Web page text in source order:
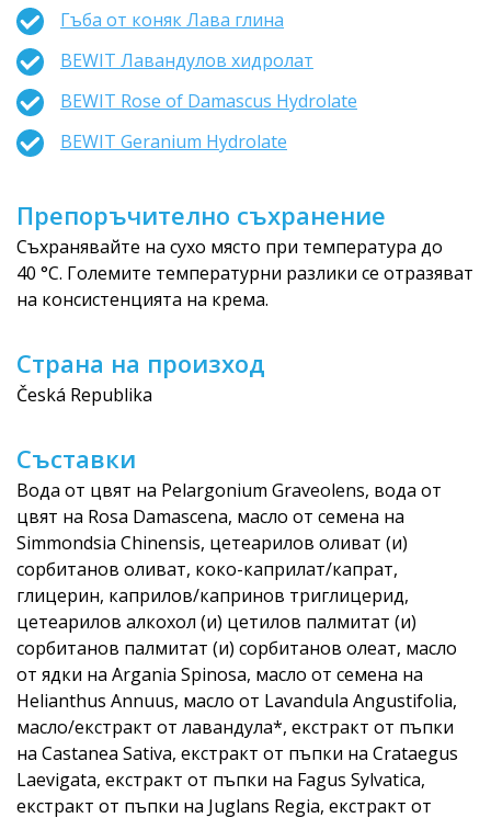
Гъба от коняк Лава глина
BEWIT Лавандулов хидролат
BEWIT Rose of Damascus Hydrolate
BEWIT Geranium Hydrolate
Препоръчително съхранение
Съхранявайте на сухо място при температура до
40 °C. Големите температурни разлики се отразяват
на консистенцията на крема.
Страна на произход
Česká Republika
Съставки
Вода от цвят на Pelargonium Graveolens, вода от
цвят на Rosa Damascena, масло от семена на
Simmondsia Chinensis, цетеарилов оливат (и)
сорбитанов оливат, коко-каприлат/капрат,
глицерин, каприлов/капринов триглицерид,
цетеарилов алкохол (и) цетилов палмитат (и)
сорбитанов палмитат (и) сорбитанов олеат, масло
от ядки на Argania Spinosa, масло от семена на
Helianthus Annuus, масло от Lavandula Angustifolia,
масло/екстракт от лавандула*, екстракт от пъпки
на Castanea Sativa, екстракт от пъпки на Crataegus
Laevigata, екстракт от пъпки на Fagus Sylvatica,
екстракт от пъпки на Juglans Regia, екстракт от